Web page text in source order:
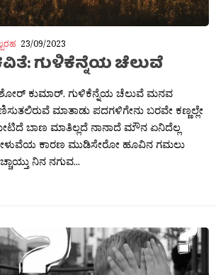
23/09/2023
ಗುಳಿಕೆನ್ನೆಯ ಚೆಲುವೆ
ಕುಮಾರ್. ಗುಳಿಕೆನ್ನೆಯ ಚೆಲುವೆ ಮನವ
ಮಾತಾಡು ಪದಗಳಿಗೇನು ಬರವೇ ಕಣ್ಣಲ್ಲೇ
ಬಾಣ ಮಾತಿಲ್ಲದೆ ನಾನಾದೆ ಮೌನ ಏನಿದೆಲ್ಲ
ಕಾರಣ ಮುಡಿಸೇರೋ ಹೂವಿನ ಗಮಲು
ನಿನ ನಗುವ...